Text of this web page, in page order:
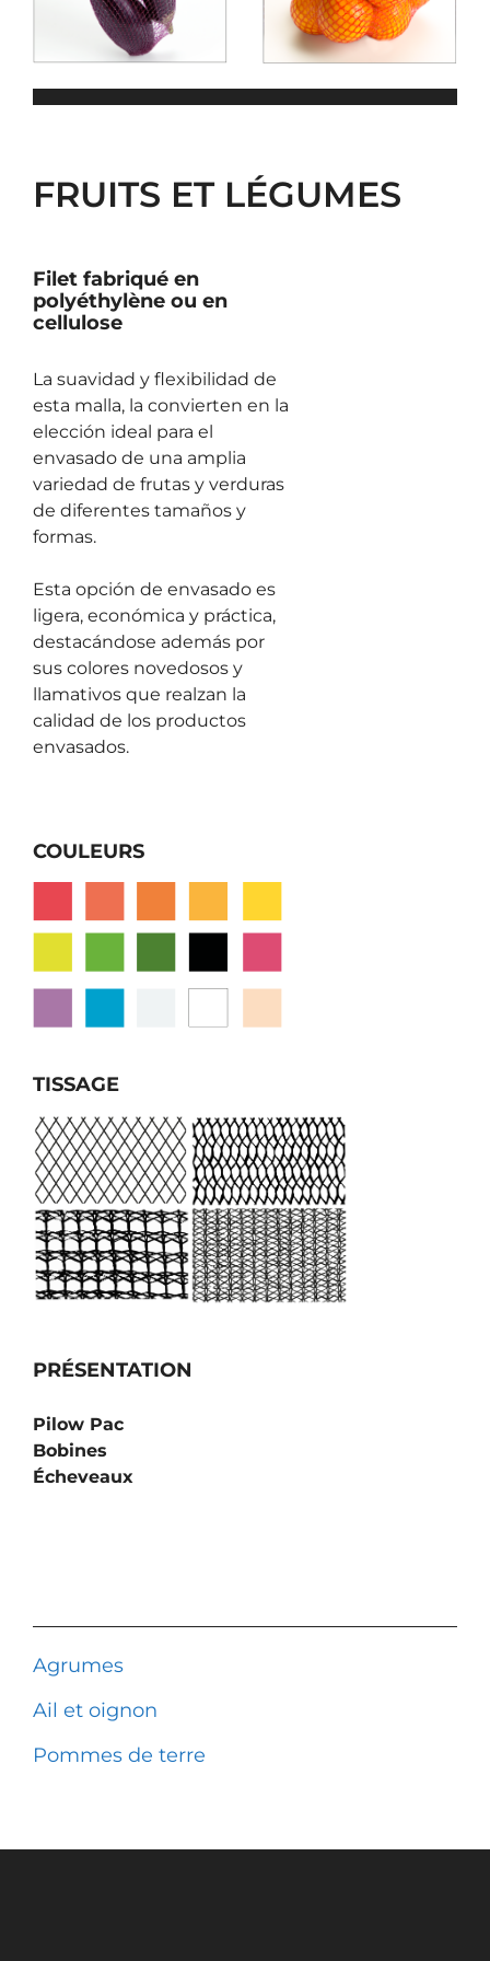
FRUITS ET LÉGUMES
Filet fabriqué en
polyéthylène ou en
cellulose
La suavidad y flexibilidad de
esta malla, la convierten en la
elección ideal para el
envasado de una amplia
variedad de frutas y verduras
de diferentes tamaños y
formas.
Esta opción de envasado es
ligera, económica y práctica,
destacándose además por
sus colores novedosos y
llamativos que realzan la
calidad de los productos
envasados.
COULEURS
TISSAGE
PRÉSENTATION
Pilow Pac
Bobines
Écheveaux
Agrumes
Ail et oignon
Pommes de terre